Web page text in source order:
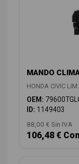
MANDO
HONDA CIVIC
OEM:
ID: 1149403
88,00 € Sin IVA
106,48 €